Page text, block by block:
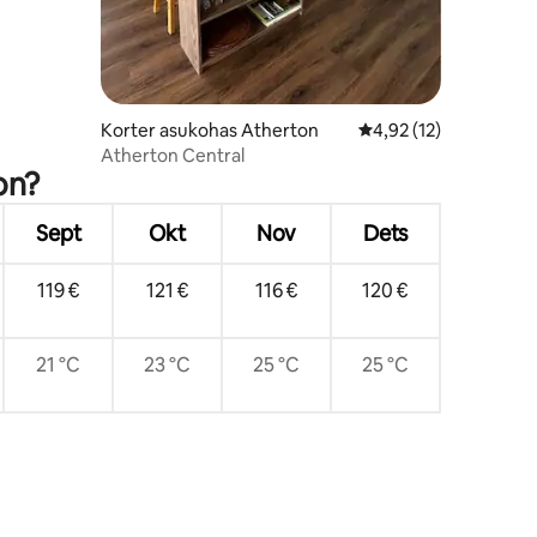
Korter asukohas Atherton Keskmine hinnang
4,92 (12)
Atherton Central
Sept Okt Nov Dets
119 € 121 € 116 € 120 €
21 °C 23 °C 25 °C 25 °C